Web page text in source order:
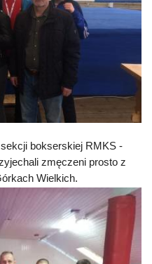
bokserskiej RMKS -
zmęczeni prosto z
Wielkich.